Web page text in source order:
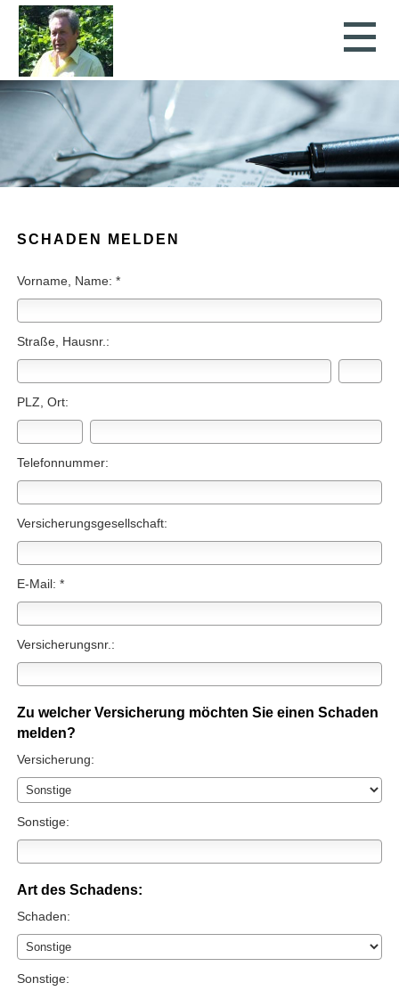
SCHADEN MELDEN
Vorname, Name: *
Straße, Hausnr.:
PLZ, Ort:
Telefonnummer:
Versicherungsgesellschaft:
E-Mail: *
Versicherungsnr.:
Zu welcher Versicherung möchten Sie einen Schaden
melden?
Versicherung:
Sonstige:
Art des Schadens:
Schaden:
Sonstige: